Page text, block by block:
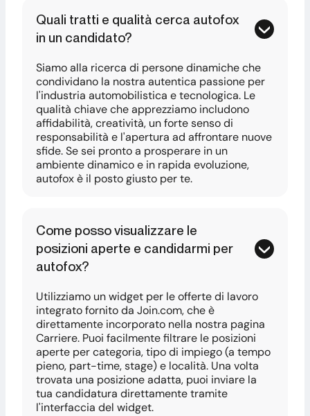
Quali tratti e qualità cerca autofox
in un candidato?
Siamo alla ricerca di persone dinamiche che
condividano la nostra autentica passione per
l'industria automobilistica e tecnologica. Le
qualità chiave che apprezziamo includono
affidabilità, creatività, un forte senso di
responsabilità e l'apertura ad affrontare nuove
sfide. Se sei pronto a prosperare in un
ambiente dinamico e in rapida evoluzione,
autofox è il posto giusto per te.
Come posso visualizzare le
posizioni aperte e candidarmi per
autofox?
Utilizziamo un widget per le offerte di lavoro
integrato fornito da Join.com, che è
direttamente incorporato nella nostra pagina
Carriere. Puoi facilmente filtrare le posizioni
aperte per categoria, tipo di impiego (a tempo
pieno, part-time, stage) e località. Una volta
trovata una posizione adatta, puoi inviare la
tua candidatura direttamente tramite
l'interfaccia del widget.